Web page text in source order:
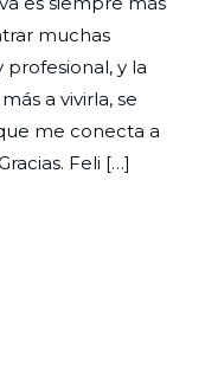
muchas
profesional, y la
a vivirla, se
me conecta a
Feli […]